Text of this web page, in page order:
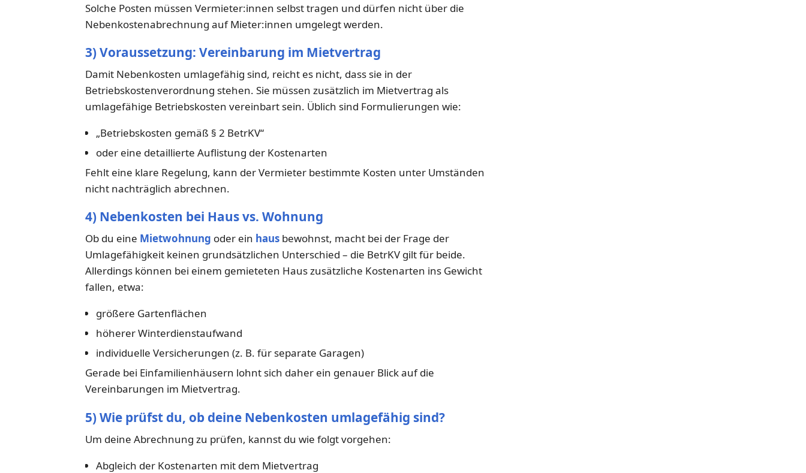
Solche Posten müssen Vermieter:innen selbst tragen und dürfen nicht über die
Nebenkostenabrechnung auf Mieter:innen umgelegt werden.
3) Voraussetzung: Vereinbarung im Mietvertrag
Damit Nebenkosten umlagefähig sind, reicht es nicht, dass sie in der
Betriebskostenverordnung stehen. Sie müssen zusätzlich im Mietvertrag als
umlagefähige Betriebskosten vereinbart sein. Üblich sind Formulierungen wie:
„Betriebskosten gemäß § 2 BetrKV“
oder eine detaillierte Auflistung der Kostenarten
Fehlt eine klare Regelung, kann der Vermieter bestimmte Kosten unter Umständen
nicht nachträglich abrechnen.
4) Nebenkosten bei Haus vs. Wohnung
Ob du eine Mietwohnung oder ein haus bewohnst, macht bei der Frage der
Umlagefähigkeit keinen grundsätzlichen Unterschied – die BetrKV gilt für beide.
Allerdings können bei einem gemieteten Haus zusätzliche Kostenarten ins Gewicht
fallen, etwa:
größere Gartenflächen
höherer Winterdienstaufwand
individuelle Versicherungen (z. B. für separate Garagen)
Gerade bei Einfamilienhäusern lohnt sich daher ein genauer Blick auf die
Vereinbarungen im Mietvertrag.
5) Wie prüfst du, ob deine Nebenkosten umlagefähig sind?
Um deine Abrechnung zu prüfen, kannst du wie folgt vorgehen:
Abgleich der Kostenarten mit dem Mietvertrag